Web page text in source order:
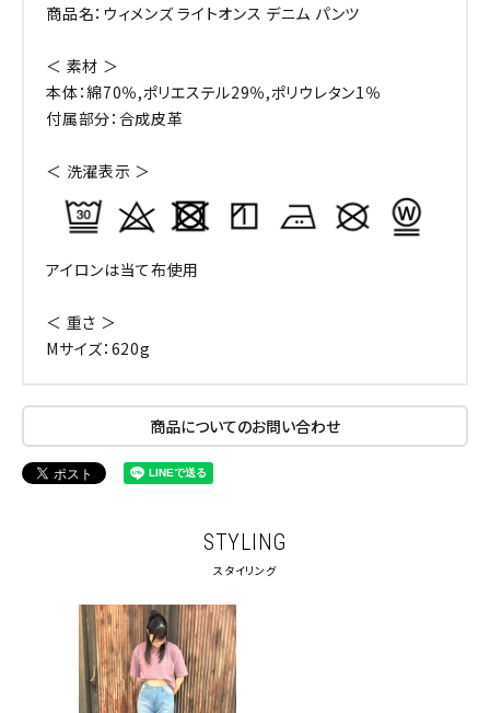
商品名：ウィメンズ ライトオンス デニム パンツ
＜ 素材 ＞
本体：綿70％,ポリエステル29％,ポリウレタン1％
付属部分：合成皮革
＜ 洗濯表示 ＞
アイロンは当て布使用
＜ 重さ ＞
Mサイズ：620g
商品についてのお問い合わせ
STYLING
スタイリング